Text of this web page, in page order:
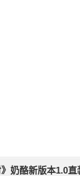
》奶酪新版本1.0